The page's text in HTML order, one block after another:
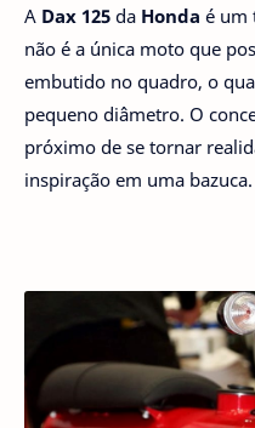
A Dax 125 da Honda é um
não é a única moto que
embutido no quadro, o
pequeno diâmetro. O
próximo de se tornar
inspiração em uma bazuca.